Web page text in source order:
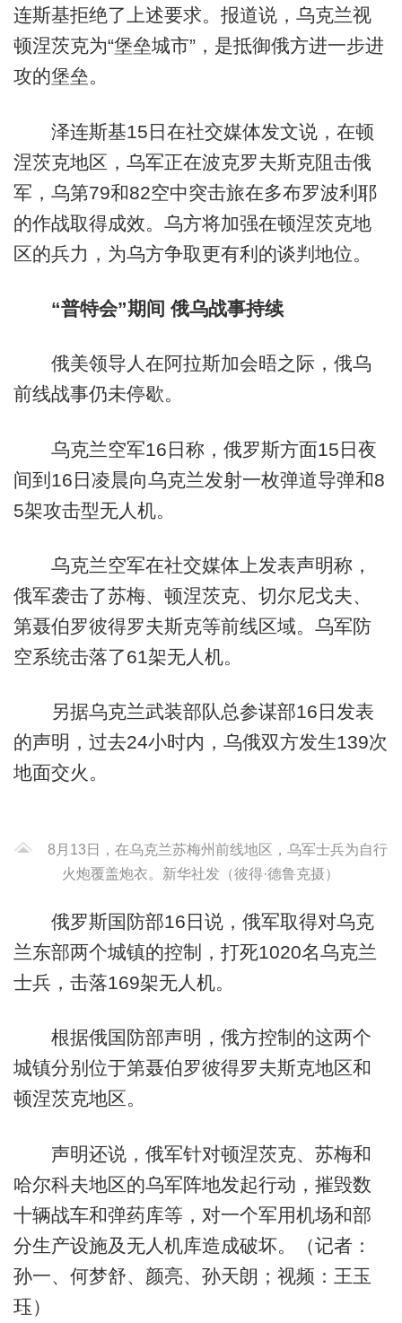
连斯基拒绝了上述要求。报道说，乌克兰视
顿涅茨克为“堡垒城市”，是抵御俄方进一步进
攻的堡垒。
泽连斯基15日在社交媒体发文说，在顿
涅茨克地区，乌军正在波克罗夫斯克阻击俄
军，乌第79和82空中突击旅在多布罗波利耶
的作战取得成效。乌方将加强在顿涅茨克地
区的兵力，为乌方争取更有利的谈判地位。
“普特会”期间 俄乌战事持续
俄美领导人在阿拉斯加会晤之际，俄乌
前线战事仍未停歇。
乌克兰空军16日称，俄罗斯方面15日夜
间到16日凌晨向乌克兰发射一枚弹道导弹和8
5架攻击型无人机。
乌克兰空军在社交媒体上发表声明称，
俄军袭击了苏梅、顿涅茨克、切尔尼戈夫、
第聂伯罗彼得罗夫斯克等前线区域。乌军防
空系统击落了61架无人机。
另据乌克兰武装部队总参谋部16日发表
的声明，过去24小时内，乌俄双方发生139次
地面交火。
8月13日，在乌克兰苏梅州前线地区，乌军士兵为自行
火炮覆盖炮衣。新华社发（彼得·德鲁克摄）
俄罗斯国防部16日说，俄军取得对乌克
兰东部两个城镇的控制，打死1020名乌克兰
士兵，击落169架无人机。
根据俄国防部声明，俄方控制的这两个
城镇分别位于第聂伯罗彼得罗夫斯克地区和
顿涅茨克地区。
声明还说，俄军针对顿涅茨克、苏梅和
哈尔科夫地区的乌军阵地发起行动，摧毁数
十辆战车和弹药库等，对一个军用机场和部
分生产设施及无人机库造成破坏。（记者：
孙一、何梦舒、颜亮、孙天朗；视频：王玉
珏）